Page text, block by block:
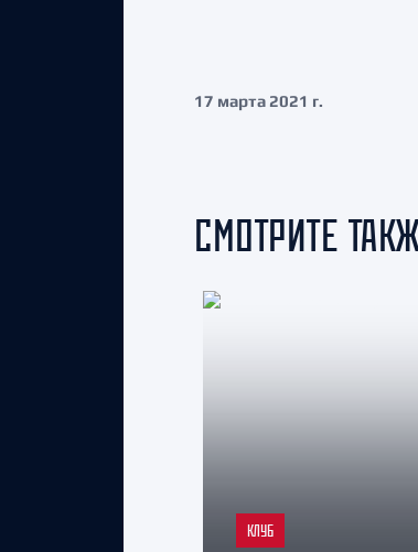
17 марта 2021 г.
СМОТРИТЕ
КЛУБ